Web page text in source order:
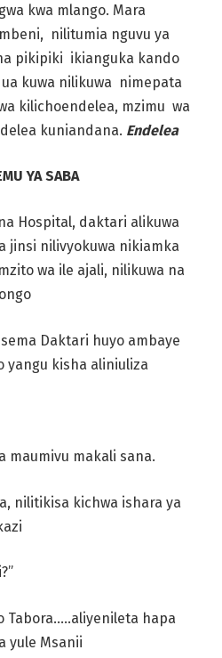
kwa mlango. Mara
nilitumia nguvu ya
pikipiki ikianguka kando
kuwa nilikuwa nimepata
kilichoendelea, mzimu wa
kuniandana. Endelea
YA SABA
Hospital, daktari alikuwa
jinsi nilivyokuwa nikiamka
wa ile ajali, nilikuwa na
Daktari huyo ambaye
yangu kisha aliniuliza
maumivu makali sana.
nilitikisa kichwa ishara ya
Tabora…..aliyenileta hapa
yule Msanii